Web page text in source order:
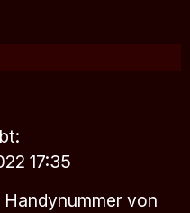
17:35
von